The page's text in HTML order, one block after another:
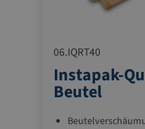
06.IQRT40
Instapak-
Beutel